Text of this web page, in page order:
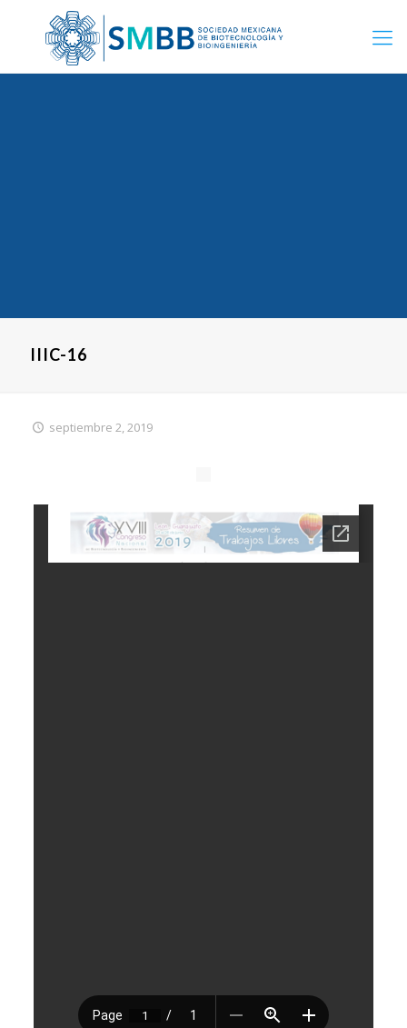
IIIC-16
septiembre 2, 2019